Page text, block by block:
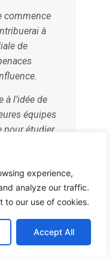
experience,
analyze our traffic.
to our use of cookies.
Accept All
commence
à
de
l’idée de
équipes
étudier,
connus
inventer ce genre de